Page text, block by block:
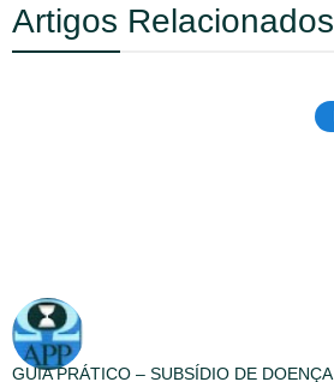
Artigos Relacionados
GUIA PRÁTICO – SUBSÍDIO DE DOENÇA